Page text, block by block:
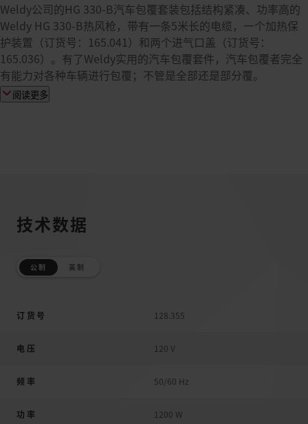
Weldy公司的HG 330-B汽车包覆套装包括结构紧凑、功率高的
Weldy HG 330-B热风枪，带有一条5米长的电缆，一个加热保
护装置（订货号：165.041）和两个进气口盖（订货号：
165.036）。有了Weldy实用的汽车包覆套件，汽车包覆者完全
有能力对各种车辆进行包覆；不管是全部还是部分覆。
阅读更多
技术数据
公制 英制
订货号 128.355
电压 120 V
频率 50/60 Hz
功率 1200 W